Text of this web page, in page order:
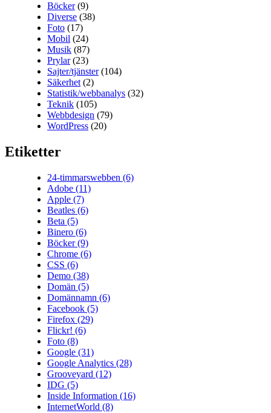
Böcker(9)
Diverse (38)
Foto (17)
Mobil (24)
Musik (87)
Prylar(23)
Sajter/tjänster(104)
Säkerhet (2)
Statistik/webbanalys (32)
Teknik (105)
Webbdesign (79)
WordPress (20)
Etiketter
24-timmarswebben (6)
Adobe (11)
Apple (7)
Beatles (6)
Beta (5)
Binero (6)
Böcker(9)
Chrome (6)
CSS (6)
Demo (38)
Domän (5)
Domännamn (6)
Facebook (5)
Firefox (29)
Flickr! (6)
Foto (8)
Google (31)
Google Analytics (28)
Grooveyard (12)
IDG (5)
Inside Information (16)
InternetWorld (8)